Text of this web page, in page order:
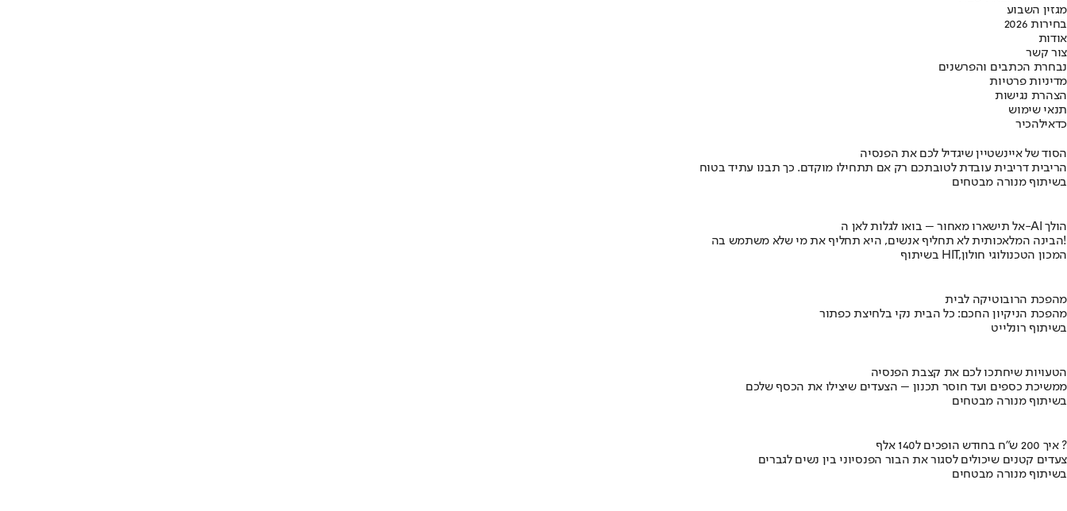
מגזין השבוע
בחירות 2026
אודות
צור קשר
נבחרת הכתבים והפרשנים
מדיניות פרטיות
הצהרת נגישות
תנאי שימוש
כדאילהכיר
הסוד של איינשטיין שיגדיל לכם את הפנסיה
הריבית דריבית עובדת לטובתכם רק אם תתחילו מוקדם. כך תבנו עתיד בטוח
בשיתוף מנורה מבטחים
אל תישארו מאחור – בואו לגלות לאן ה-AI הולך
הבינה המלאכותית לא תחליף אנשים, היא תחליף את מי שלא משתמש בה!
בשיתוף HIT,המכון הטכנולוגי חולון
מהפכת הרובוטיקה לבית
מהפכת הניקיון החכם: כל הבית נקי בלחיצת כפתור
בשיתוף רונלייט
הטעויות שיחתכו לכם את קצבת הפנסיה
ממשיכת כספים ועד חוסר תכנון – הצעדים שיצילו את הכסף שלכם
בשיתוף מנורה מבטחים
איך 200 ש"ח בחודש הופכים ל140 אלף ?
צעדים קטנים שיכולים לסגור את הבור הפנסיוני בין נשים לגברים
בשיתוף מנורה מבטחים